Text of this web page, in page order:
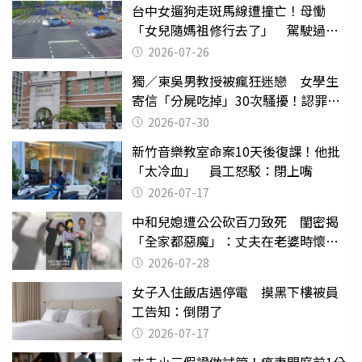
台中女遛狗走斑馬線遭撞亡！母慟
「女兒隨媽祖修行去了」 駕駛過失
致死判9月
2026-07-26
獨／東吳男教授被瘋狂迷戀 女學生
寄信「分屍吃掉」30次騷擾！認罪免
關 2026-07-30
新竹音樂教室命案10天後復課！他批
「太冷血」 員工怒駁：閉上嘴
2026-07-17
中和兒媳遭公公砍百刀致死 閨密揭
「全家都惡魔」：丈夫在老婆時懷孕
摔東西
2026-07-28
女子入住飯店遇停電 摸黑下樓被員
工告知：倒閉了
2026-07-17